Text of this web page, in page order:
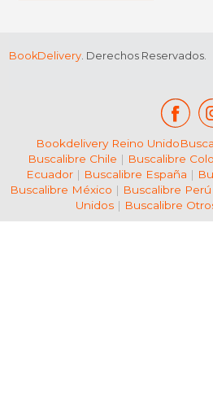
BookDelivery. Derechos Reservados.
Bookdelivery Reino Unido
Buscalibre Chile | Buscalibre
Ecuador| Buscalibre España |
Buscalibre México | Buscalibre Perú
Unidos| Buscalibre